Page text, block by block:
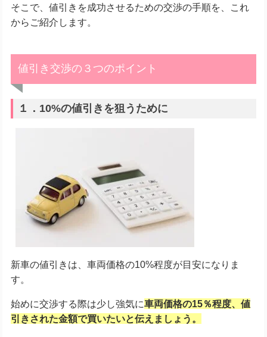
そこで、値引きを成功させるための交渉の手順を、これ
からご紹介します。
値引き交渉の３つのポイント
１．10%の値引きを狙うために
新車の値引きは、車両価格の10%程度が目安になりま
す。
始めに交渉する際は少し強気に車両価格の15％程度、値
引きされた金額で買いたいと伝えましょう。